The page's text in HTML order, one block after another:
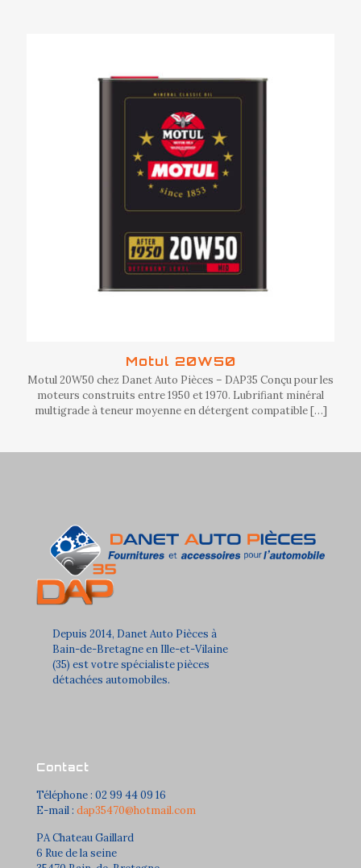
Motul 20W50
Motul 20W50 chez Danet Auto Pièces – DAP35 Conçu pour les
moteurs construits entre 1950 et 1970. Lubrifiant minéral
multigrade à teneur moyenne en détergent compatible[…]
Depuis 2014, Danet Auto Pièces à
Bain-de-Bretagne en Ille-et-Vilaine
(35) est votre spécialiste pièces
détachées automobiles.
Contact
Téléphone : 02 99 44 09 16
E-mail : dap35470@hotmail.com
PA Chateau Gaillard
6 Rue de la seine